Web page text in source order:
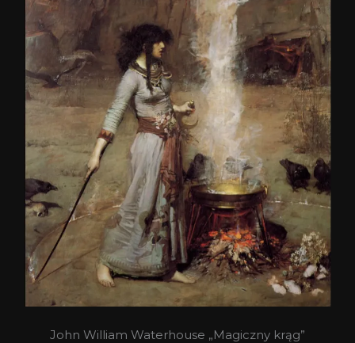
John William Waterhouse „Magiczny krąg”